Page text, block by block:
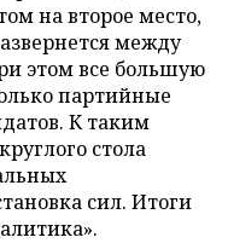
на второе место,
между
этом все большую
партийные
К таким
стола
сил. Итоги